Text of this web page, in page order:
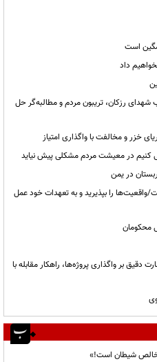
است
داد
رزکان، تریبون مردم و مطالبه‌گر حل
خزر و مخالفت با واگذاری امتیاز
می کنیم در معیشت مردم مشکلی پیش نیاید
در یمن
را بپذیرید و به تعهدات خود عمل
محکومان
دقیق بر واگذاری پروژه‌ها، راهکار مقابله با
شیطان است!»